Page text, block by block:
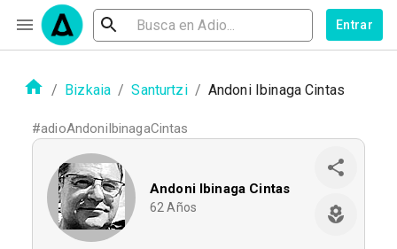
Entrar
/ Bizkaia / Santurtzi / Andoni Ibinaga Cintas
#adioAndoniIbinagaCintas
Andoni Ibinaga Cintas
62 Años